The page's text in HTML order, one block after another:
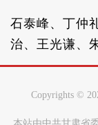
石泰峰、丁仲
治、王光谦、
Copyrights ©